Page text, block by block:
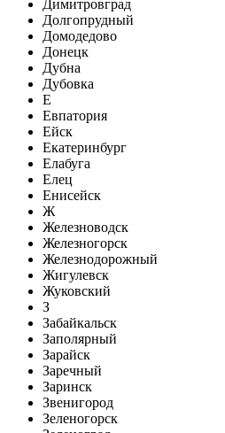
Димитровград
Долгопрудный
Домодедово
Донецк
Дубна
Дубовка
Е
Евпатория
Ейск
Екатеринбург
Елабуга
Елец
Енисейск
Ж
Железноводск
Железногорск
Железнодорожный
Жигулевск
Жуковский
З
Забайкальск
Заполярный
Зарайск
Заречный
Заринск
Звенигород
Зеленогорск